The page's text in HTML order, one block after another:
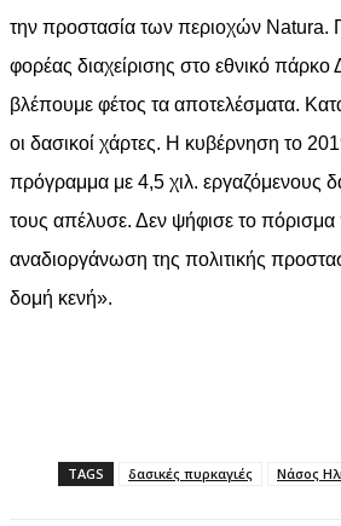
την προστασία των περιοχών Natura.
φορέας διαχείρισης στο εθνικό πάρκο
βλέπουμε φέτος τα αποτελέσματα.
οι δασικοί χάρτες. Η κυβέρνηση το
πρόγραμμα με 4,5 χιλ. εργαζόμενους
τους απέλυσε. Δεν ψήφισε το πόρισμα
αναδιοργάνωση της πολιτικής
δομή κενή».
TAGS δασικές πυρκαγιές Νάσος